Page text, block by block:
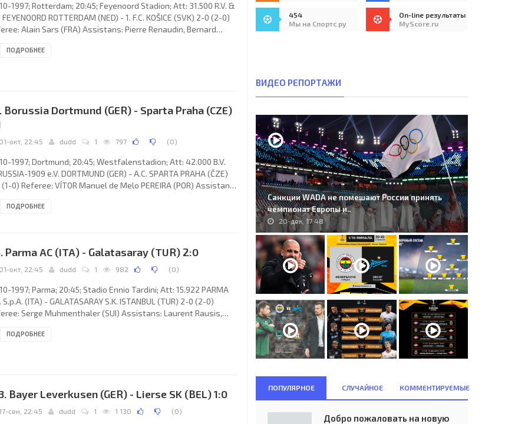
1997; Rotterdam; 20:45; Feyenoord Stadion; Att: 31.500 R.V. &
FEYENOORD ROTTERDAM (NED) - 1. F.C. KOŠICE (SVK) 2-0 (2-0)
Alain Sars (FRA) Assistans: Pierre Renaudin, Bernard
CRUZ 34. R.V. & A.V. FEYENOORD (coach: Adrianus "Arie"
ПОДРОБНЕЕ
Borussia Dortmund (GER) - Sparta Praha (CZE)
01-окт, 22:45 dudd 1 797 (0)
1997; Dortmund; 20:45; Westfalenstadion; Att: 42.000 B.V.
1909 e.V. DORTMUND (GER) - A.C. SPARTA PRAHA (ČZE)
(1-0) Referee: VÍTOR Manuel de Melo PEREIRA (POR) Assistans:
(POR) Goals: 1-0 Heiko Herrlich 20; 2-0 Stéphane Chapuisat
ПОДРОБНЕЕ
Parma AC (ITA) - Galatasaray (TUR) 2:0
01-окт, 22:45 dudd 1 982 (0)
1997; Parma; 20:45; Stadio Ennio Tardini; Att: 15.922 PARMA
S.p.A. (ITA) - GALATASARAY S.K. ISTANBUL (TUR) 2-0 (2-0)
Serge Muhmenthaler (SUI) Assistans: Laurent Rausis,
Hernán Jorge CRESPO 39. PARMA A.C. (coach: Carlo Ancelotti):
ПОДРОБНЕЕ
Bayer Leverkusen (GER) - Lierse SK (BEL) 1:0
17-сен, 22:45 dudd 1 1 130 (0)
454
Мы на Спортс.ру
On-line результаты
MyScore.ru
ВИДЕО РЕПОРТАЖИ
Санкции WADA не помешают России принять
чемпионат Европы и..
20-дек, 17:48
ПОПУЛЯРНОЕ СЛУЧАЙНОЕ КОММЕНТИРУЕМЫЕ
Добро пожаловать на новую